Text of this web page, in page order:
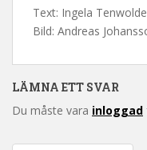
Text: Ingela
Bild: Andreas
LÄMNA ETT SVAR
Du måste vara inloggad